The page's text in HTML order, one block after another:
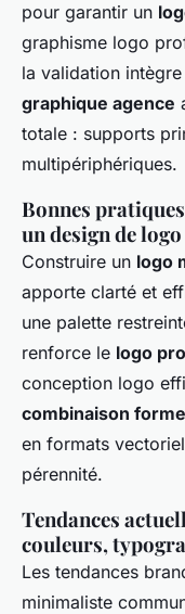
pour garantir un
graphisme logo
la validation intègre
graphique agence
totale : supports
multipériphériques.
Bonnes
un design de
Construire un logo
apporte clarté et
une palette
renforce le logo
conception logo
combinaison
en formats
pérennité.
Tendances
couleurs,
Les tendances
minimaliste